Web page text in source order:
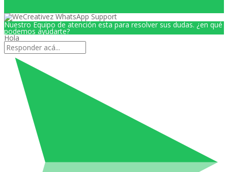
Nuestro Equipo de atención esta para resolver sus dudas. ¿en qué
podemos ayudarte?
Hola